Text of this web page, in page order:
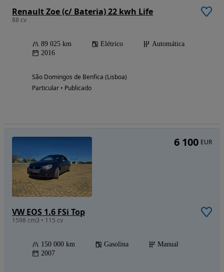
Renault Zoe (c/ Bateria) 22 kwh Life
88 cv
89 025 km Elétrico
Automática
2016
São Domingos de Benfica (Lisboa)
Particular • Publicado
VW EOS 1.6 FSi Top
1598 cm3 • 115 cv
150 000 km Gasolina
Manual
2007
6 100 EUR